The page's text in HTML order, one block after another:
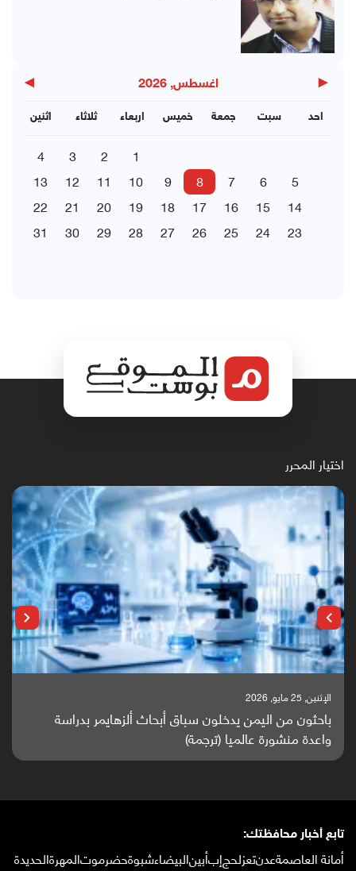
◀ اغسطس, 2026 ▶
اثنين ثلاثاء اربعاء خميس جمعة سبت احد
1
2
3
4
5
6
7
8
9
10
11
12
13
14
15
16
17
18
19
20
21
22
23
24
25
26
27
28
29
30
31
اختيار المحرر
الإثنين, 25 مايو, 2026
باحثون من اليمن يدخلون سباق أبحاث ألزهايمر بدراسة
واعدة منشورة عالميا (ترجمة)
تابع أخبار محافظتك:
أمانة العاصمةعدنتعزلحجإبأبينالبيضاءشبوةحضرموتالمهرةالحديدة